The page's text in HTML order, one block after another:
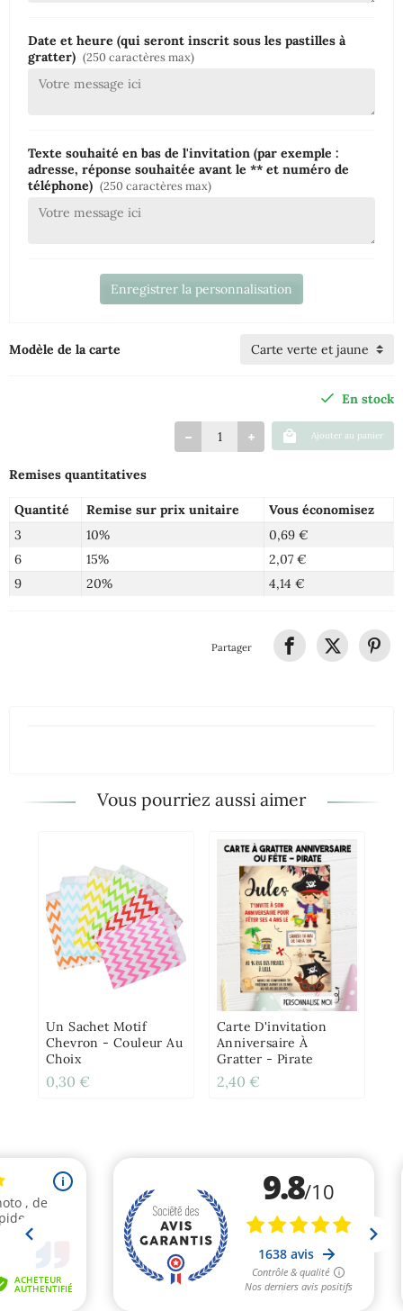
Date et heure (qui seront inscrit sous les pastilles à
gratter) (250 caractères max)
Texte souhaité en bas de l'invitation (par exemple :
adresse, réponse souhaitée avant le ** et numéro de
téléphone) (250 caractères max)
Enregistrer la personnalisation
Modèle de la carte
En stock
Ajouter au panier
Remises quantitatives
Quantité Remise sur prix unitaire
Vous économisez
3
10%
0,69 €
6
15%
2,07 €
9
20% 4,14 €
Partager
Vous pourriez aussi aimer
Un Sachet Motif
Chevron - Couleur Au
Choix
0,30 €
Carte D'invitation
Anniversaire À
Gratter - Pirate
2,40 €